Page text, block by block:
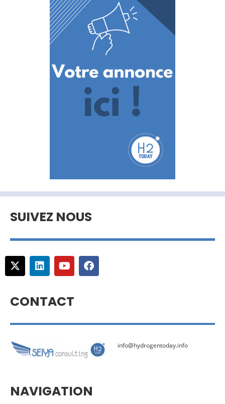
SUIVEZ NOUS
CONTACT
info@hydrogentoday.info
NAVIGATION